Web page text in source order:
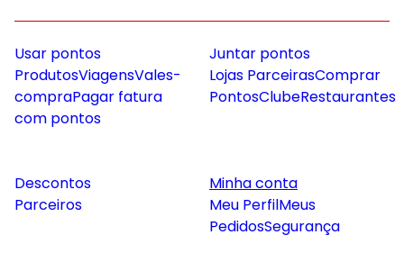
Usar pontos
ProdutosViagensVales-
compraPagar fatura
com pontos
Juntar pontos
Lojas ParceirasComprar
PontosClubeRestaurantes
Descontos
Parceiros
Minha conta
Meu PerfilMeus
PedidosSegurança